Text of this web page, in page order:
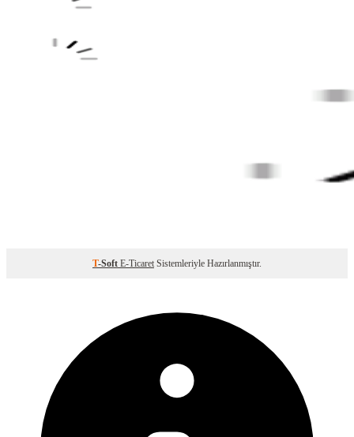
T-Soft E-Ticaret Sistemleriyle Hazırlanmıştır.